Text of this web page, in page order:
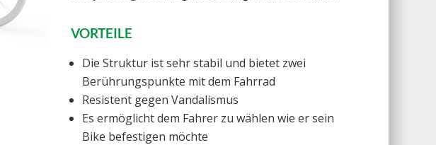
VORTEILE
Die Struktur ist sehr stabil und bietet zwei
Berührungspunkte mit dem Fahrrad
Resistent gegen Vandalismus
Es ermöglicht dem Fahrer zu wählen wie er sein
Bike befestigen möchte